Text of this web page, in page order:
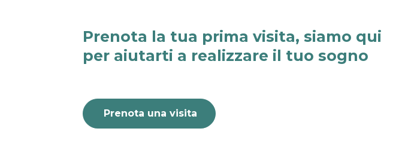
Prenota la tua prima visita, siamo qui
per aiutarti a realizzare il tuo sogno
Prenota una visita